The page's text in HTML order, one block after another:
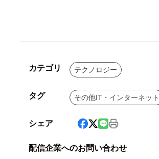
カテゴリ テクノロジー
タグ その他IT・インターネット
シェア
配信企業へのお問い合わせ